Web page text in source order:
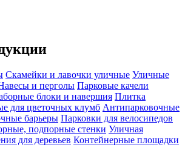
Скамейки и лавочки уличные Уличные
и перголы Парковые качели
блоки и навершия Плитка
для цветочных клумб Антипарковочные
барьеры Парковки для велосипедов
подпорные стенки Уличная
для деревьев Контейнерные площадки